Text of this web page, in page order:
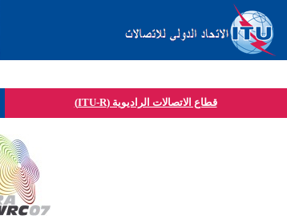
قطاع الاتصالات الراديوية (ITU-R)